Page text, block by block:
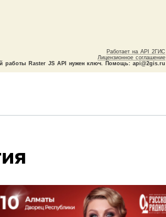
Работает на API 2ГИС
Лицензионное соглашение
работы Raster JS API нужен ключ. Помощь: api@2gis.ru